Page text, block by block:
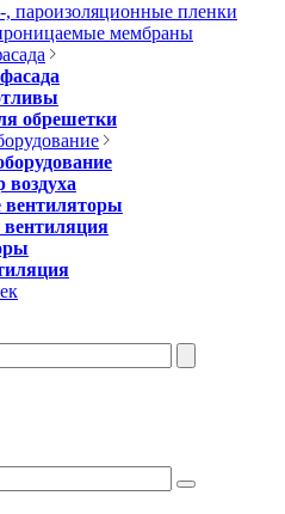
, пароизоляционные пленки
мембраны
обрешетки
воздуха